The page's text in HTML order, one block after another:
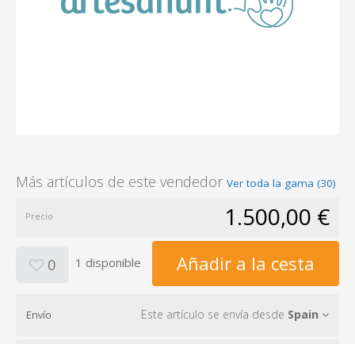
Más artículos de este vendedor Ver toda la gama (30)
Precio 1.500,00 €
0 1 disponible Añadir a la cesta
Envío Este artículo se envía desde Spain